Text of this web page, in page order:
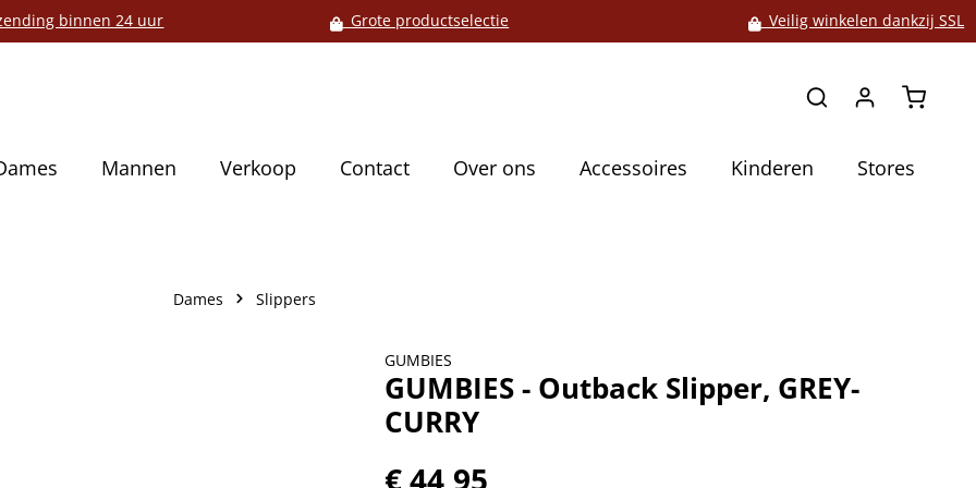
binnen 24 uur Grote productselectie Veilig winkelen dankzij SSL
Mannen Verkoop Contact Over ons Accessoires Kinderen Stores
Dames Slippers
GUMBIES
GUMBIES - Outback Slipper, GREY-
CURRY
€ 44,95